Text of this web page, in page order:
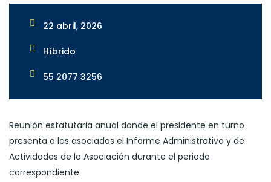
22 abril, 2026
Híbrido
55 2077 3256
Reunión estatutaria anual donde el presidente en turno
presenta a los asociados el Informe Administrativo y de
Actividades de la Asociación durante el periodo
correspondiente.